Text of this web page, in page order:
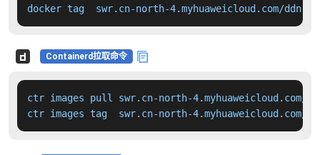
docker tag  swr.cn-north-4.myhuaweicloud.com/
Containerd拉取命令
ctr images pull swr.cn-north-4.myhuaweicloud.com/
ctr images tag  swr.cn-north-